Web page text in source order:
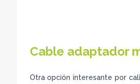
Cable adaptador
Otra opción interesante por